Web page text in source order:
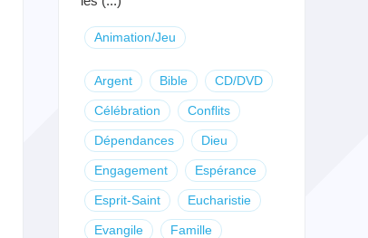
Animation/Jeu
Argent Bible CD/DVD
Célébration Conflits
Dépendances Dieu
Engagement Espérance
Esprit-Saint Eucharistie
Evangile Famille